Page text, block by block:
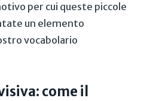
per cui queste ⁤piccole
un ‍elemento
vocabolario
come il